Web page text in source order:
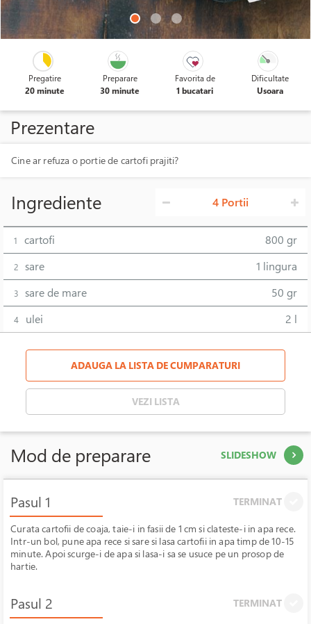
Pregatire
20 minute
Preparare
30 minute
Favorita de
1 bucatari
Dificultate
Usoara
Prezentare
Cine ar refuza o portie de cartofi prajiti?
Ingrediente 4 Portii
1 cartofi 800 gr
2 sare 1 lingura
3 sare de mare 50 gr
4 ulei 2 l
ADAUGA LA LISTA DE CUMPARATURI
VEZI LISTA
Mod de preparare SLIDESHOW
Pasul 1 TERMINAT
Curata cartofii de coaja, taie-i in fasii de 1 cm si clateste-i in apa rece.
Intr-un bol, pune apa rece si sare si lasa cartofii in apa timp de 10-15
minute. Apoi scurge-i de apa si lasa-i sa se usuce pe un prosop de
hartie.
Pasul 2 TERMINAT